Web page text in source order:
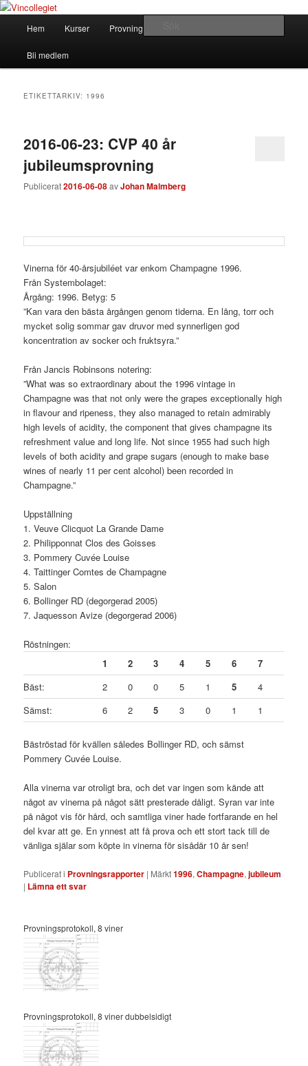
Hoppa
innehåll
Hoppa
sekundärt
innehållVincollegiet
Hem Kurser Provningar
Bli medlem
ETIKETTARKIV: 1996
2016-06-23: CVP 40 år
jubileumsprovning
Publicerat2016-06-08avJohan Malmberg
Vinerna för 40-årsjubiléet var enkom Champagne 1996.
Från Systembolaget:
Årgång: 1996. Betyg: 5
”Kan vara den bästa årgången genom tiderna. En lång, torr och
mycket solig sommar gav druvor med synnerligen god
koncentration av socker och fruktsyra.”
Från Jancis Robinsons notering:
”What was so extraordinary about the 1996 vintage in
Champagne was that not only were the grapes exceptionally high
in flavour and ripeness, they also managed to retain admirably
high levels of acidity, the component that gives champagne its
refreshment value and long life. Not since 1955 had such high
levels of both acidity and grape sugars (enough to make base
wines of nearly 11 per cent alcohol) been recorded in
Champagne.”
Uppställning
1. Veuve Clicquot La Grande Dame
2. Philipponnat Clos des Goisses
3. Pommery Cuvée Louise
4. Taittinger Comtes de Champagne
5. Salon
6. Bollinger RD (degorgerad 2005)
7. Jaquesson Avize (degorgerad 2006)
Röstningen:
1
2 3 4 5 6
7
Bäst:
2 0 0 5 1 5
4
Sämst:
6 2 5 3 0 1 1
Bäströstad för kvällen således Bollinger RD, och sämst
Pommery Cuvée Louise.
Alla vinerna var otroligt bra, och det var ingen som kände att
något av vinerna på något sätt presterade dåligt. Syran var inte
på något vis för hård, och samtliga viner hade fortfarande en hel
del kvar att ge. En ynnest att få prova och ett stort tack till de
vänliga själar som köpte in vinerna för sisådär 10 år sen!
Publicerat i Provningsrapporter | Märkt1996,Champagne,jubileum
| Lämna ett svar
Provningsprotokoll, 8 viner
Provningsprotokoll, 8 viner dubbelsidigt